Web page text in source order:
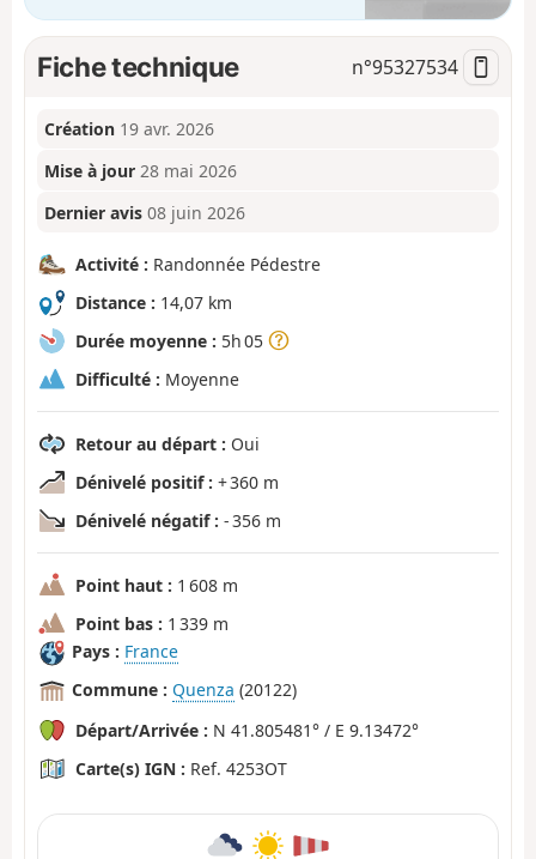
Fiche technique n°95327534
Création 19 avr. 2026
Mise à jour 28 mai 2026
Dernier avis 08 juin 2026
Activité : Randonnée Pédestre
Distance : 14,07 km
Durée moyenne : 5h 05
Difficulté : Moyenne
Retour au départ : Oui
Dénivelé positif : + 360 m
Dénivelé négatif : - 356 m
Point haut : 1 608 m
Point bas : 1 339 m
Pays : France
Commune : Quenza (20122)
Départ/Arrivée : N 41.805481° / E 9.13472°
Carte(s) IGN : Ref. 4253OT